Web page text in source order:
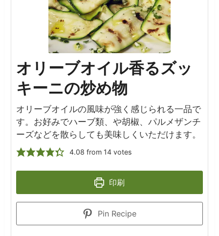
オリーブオイル香るズッ
キーニの炒め物
オリーブオイルの風味が強く感じられる一品で
す。お好みでハーブ類、や胡椒、パルメザンチ
ーズなどを散らしても美味しくいただけます。
4.08 from 14votes
印刷
Pin Recipe